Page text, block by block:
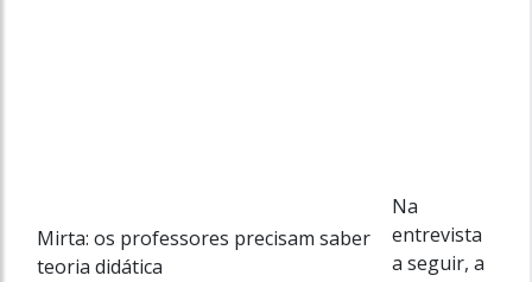
Mirta: os professores precisam saber
teoria didática
Na
entrevista
a seguir, a